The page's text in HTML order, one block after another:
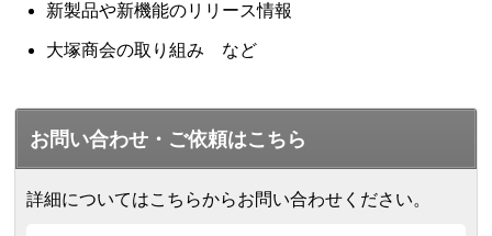
新製品や新機能のリリース情報
大塚商会の取り組み など
お問い合わせ・ご依頼はこちら
詳細についてはこちらからお問い合わせください。